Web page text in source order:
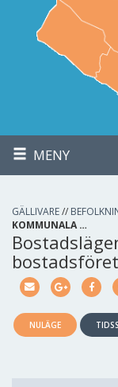
MENY
GÄLLIVARE//
KOMMUNALA …
NULÄGE